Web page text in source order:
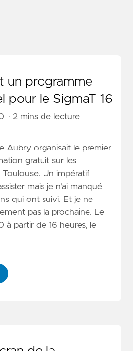
un programme
pour le SigmaT 16
· 2 mins de lecture
Aubry organisait le premier
gratuit sur les
Toulouse. Un impératif
mais je n'ai manqué
qui ont suivi. Et je ne
pas la prochaine. Le
à partir de 16 heures, le